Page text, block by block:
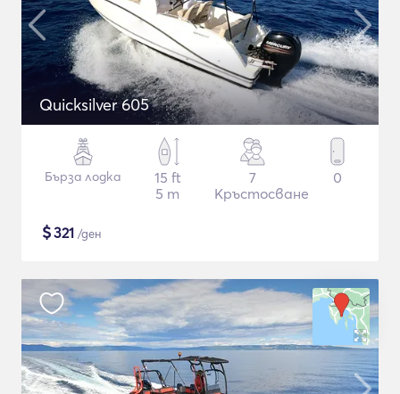
Quicksilver 605
Бърза лодка
15 ft
5 m
7
Кръстосване
0
$321 /ден